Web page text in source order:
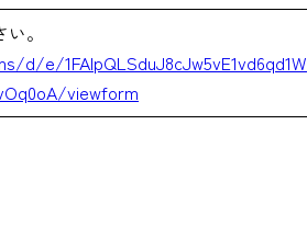
。
e/1FAIpQLSduJ8cJw5vE1vd6qd1W
viewform